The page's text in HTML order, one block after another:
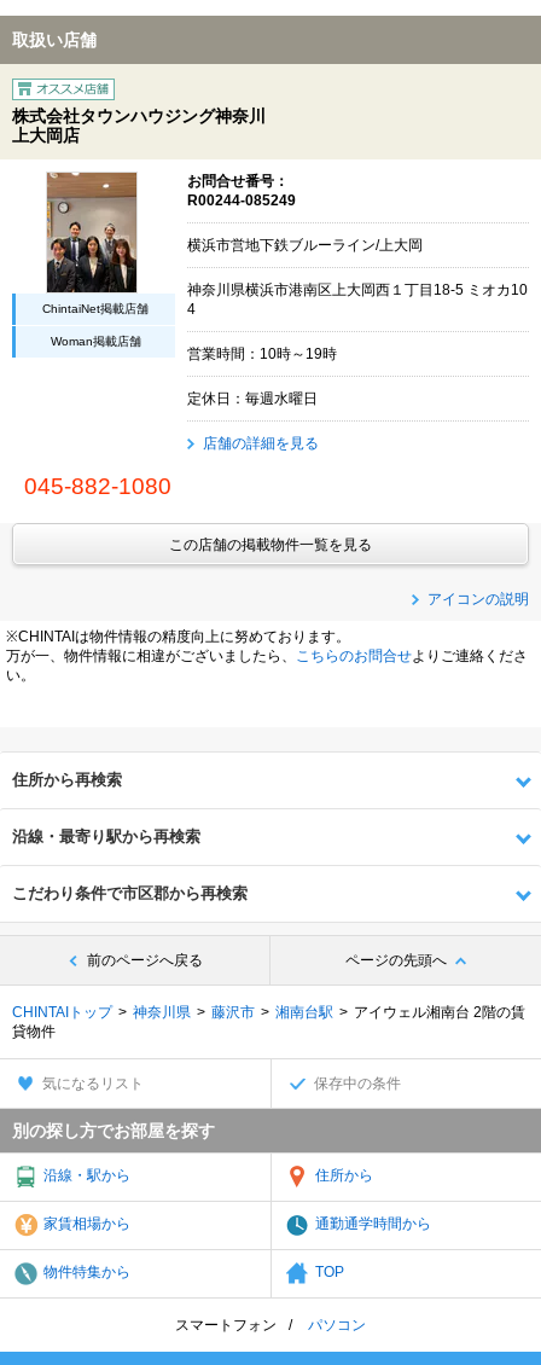
取扱い店舗
株式会社タウンハウジング神奈川
上大岡店
ChintaiNet掲載店舗
Woman掲載店舗
お問合せ番号：
R00244-085249
横浜市営地下鉄ブルーライン/上大岡
神奈川県横浜市港南区上大岡西１丁目18-5 ミオカ10
4
営業時間：10時～19時
定休日：毎週水曜日
店舗の詳細を見る
045-882-1080
この店舗の掲載物件一覧を見る
アイコンの説明
※CHINTAIは物件情報の精度向上に努めております。
万が一、物件情報に相違がございましたら、
こちらのお問合せよりご連絡くださ
い。
住所から再検索
沿線・最寄り駅から再検索
こだわり条件で市区郡から再検索
前のページへ戻る ページの先頭へ
CHINTAIトップ 神奈川県 藤沢市 湘南台駅
アイウェル湘南台 2階の賃
貸物件
気になるリスト 保存中の条件
別の探し方でお部屋を探す
沿線・駅から 住所から
家賃相場から 通勤通学時間から
物件特集から TOP
スマートフォン パソコン